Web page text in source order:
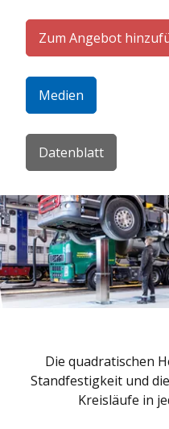
Zum Angebot
Medien
Datenblatt
Die quadratischen
Standfestigkeit und
Kreisläufe in